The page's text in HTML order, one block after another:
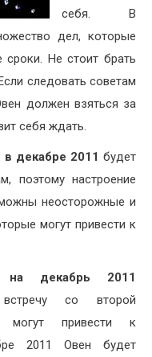
себя. В
дел, которые
Не стоит брать
следовать советам
должен взяться за
себя ждать.
в декабре 2011 будет
поэтому настроение
неосторожные и
могут привести к
на декабрь 2011
встречу со второй
могут привести к
2011 Овен будет